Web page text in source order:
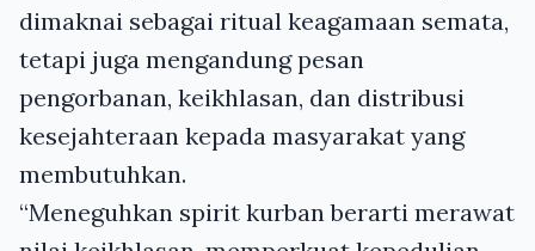
dimaknai sebagai ritual keagamaan semata,
tetapi juga mengandung pesan
pengorbanan, keikhlasan, dan distribusi
kesejahteraan kepada masyarakat yang
membutuhkan.
“Meneguhkan spirit kurban berarti merawat